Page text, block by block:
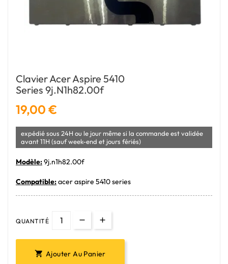
Clavier Acer Aspire 5410
Series 9j.n1h82.00f
19,00 €
expédié sous 24H ou le jour même si la commande est validée
avant 11H (sauf week-end et jours fériés)
Modèle:9j.n1h82.00f
Compatible:acer aspire 5410 series
QUANTITÉ
 Ajouter Au Panier